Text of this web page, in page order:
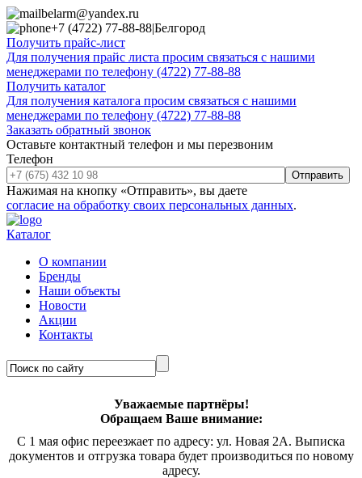
belarm@yandex.ru
+7 (4722) 77-88-88|Белгород
Получить прайс-лист
Для получения прайс листа просим связаться с нашими
менеджерами по телефону (4722) 77-88-88
Получить каталог
Для получения каталога просим связаться с нашими
менеджерами по телефону (4722) 77-88-88
Заказать обратный звонок
Оставьте контактный телефон и мы перезвоним
Телефон
Отправить
Нажимая на кнопку «Отправить», вы даете
согласие на обработку своих персональных данных.
Каталог
О компании
Бренды
Наши объекты
Новости
Акции
Контакты
Уважаемые партнёры!
Обращаем Ваше внимание:
С 1 мая офис переезжает по адресу: ул. Новая 2А. Выписка
документов и отгрузка товара будет производиться по новому
адресу.